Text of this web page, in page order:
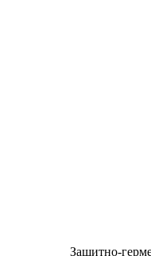
Защитно-